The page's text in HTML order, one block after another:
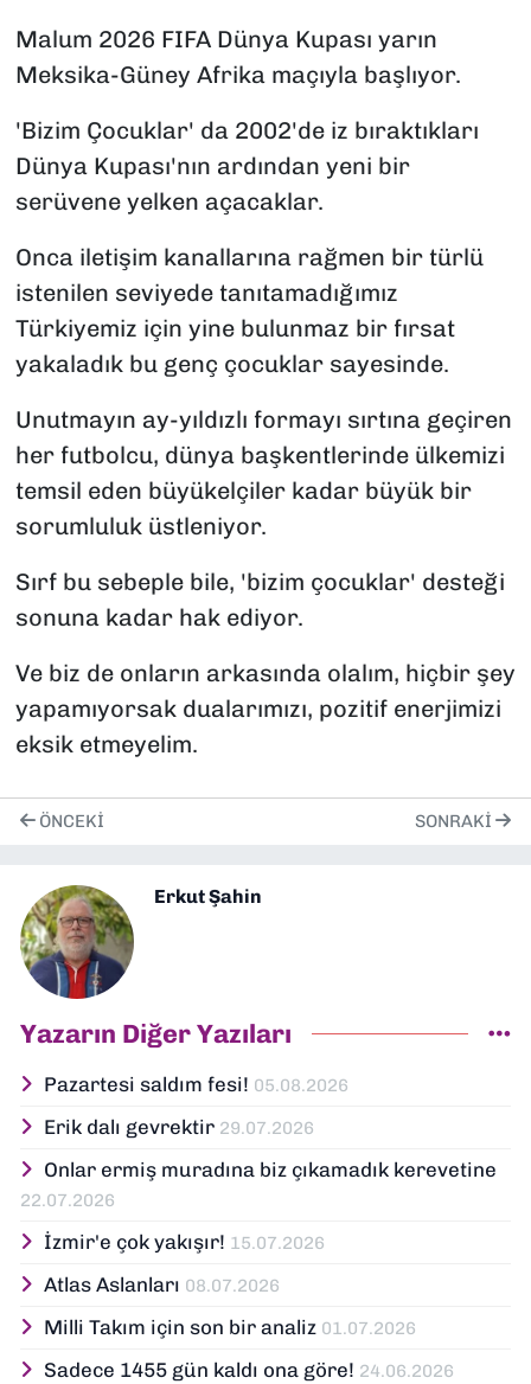
Malum 2026 FIFA Dünya Kupası yarın
Meksika-Güney Afrika maçıyla başlıyor.
'Bizim Çocuklar' da 2002'de iz bıraktıkları
Dünya Kupası'nın ardından yeni bir
serüvene yelken açacaklar.
Onca iletişim kanallarına rağmen bir türlü
istenilen seviyede tanıtamadığımız
Türkiyemiz için yine bulunmaz bir fırsat
yakaladık bu genç çocuklar sayesinde.
Unutmayın ay-yıldızlı formayı sırtına geçiren
her futbolcu, dünya başkentlerinde ülkemizi
temsil eden büyükelçiler kadar büyük bir
sorumluluk üstleniyor.
Sırf bu sebeple bile, 'bizim çocuklar' desteği
sonuna kadar hak ediyor.
Ve biz de onların arkasında olalım, hiçbir şey
yapamıyorsak dualarımızı, pozitif enerjimizi
eksik etmeyelim.
ÖNCEKI SONRAKI
Erkut Şahin
Yazarın Diğer Yazıları
Pazartesi saldım fesi! 05.08.2026
Erik dalı gevrektir 29.07.2026
Onlar ermiş muradına biz çıkamadık kerevetine
22.07.2026
İzmir'e çok yakışır! 15.07.2026
Atlas Aslanları 08.07.2026
Milli Takım için son bir analiz 01.07.2026
Sadece 1455 gün kaldı ona göre! 24.06.2026